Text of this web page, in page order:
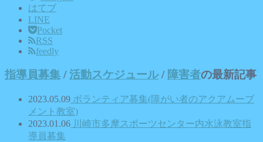
はてブ
LINE
Pocket
RSS
feedly
指導員募集 /活動スケジュール/ 障害者の最新記事
2023.05.09 ボランティア募集(障がい者のアクアムーブ
メント教室)
2023.01.06 川崎市多摩スポーツセンター内水泳教室指
導員募集